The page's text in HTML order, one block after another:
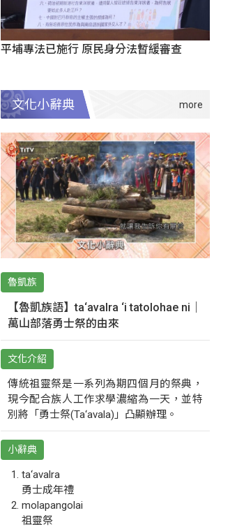
平埔專法已施行 原民身分法暫緩審查
文化小辭典
魯凱族
【魯凱族語】ta‘avalra ‘i tatolohae ni｜
萬山部落勇士祭的由來
文化介紹
傳統祖靈祭是一系列為期四個月的祭典，
現今配合族人工作求學濃縮為一天，並特
別將「勇士祭(Ta‘avala)」凸顯辦理。
小辭典
ta‘avalra
勇士成年禮
molapangolai
祖靈祭